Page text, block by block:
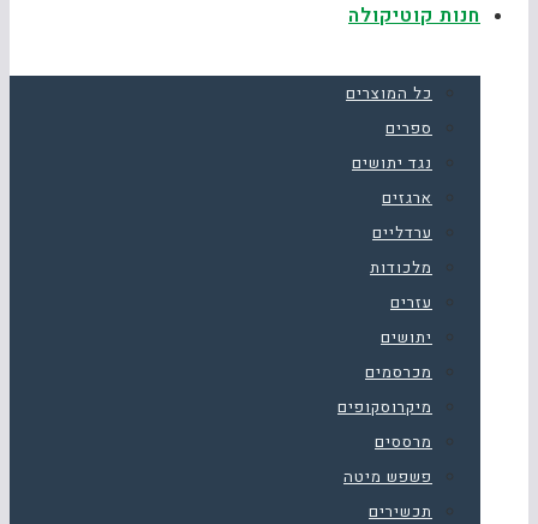
חנות קוטיקולה
כל המוצרים
ספרים
נגד יתושים
ארגזים
ערדליים
מלכודות
עזרים
יתושים
מכרסמים
מיקרוסקופים
מרססים
פשפש מיטה
תכשירים